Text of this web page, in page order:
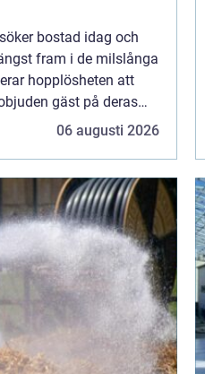
bostad idag och
fram i de milslånga
hopplösheten att
gäst på deras
06 augusti 2026